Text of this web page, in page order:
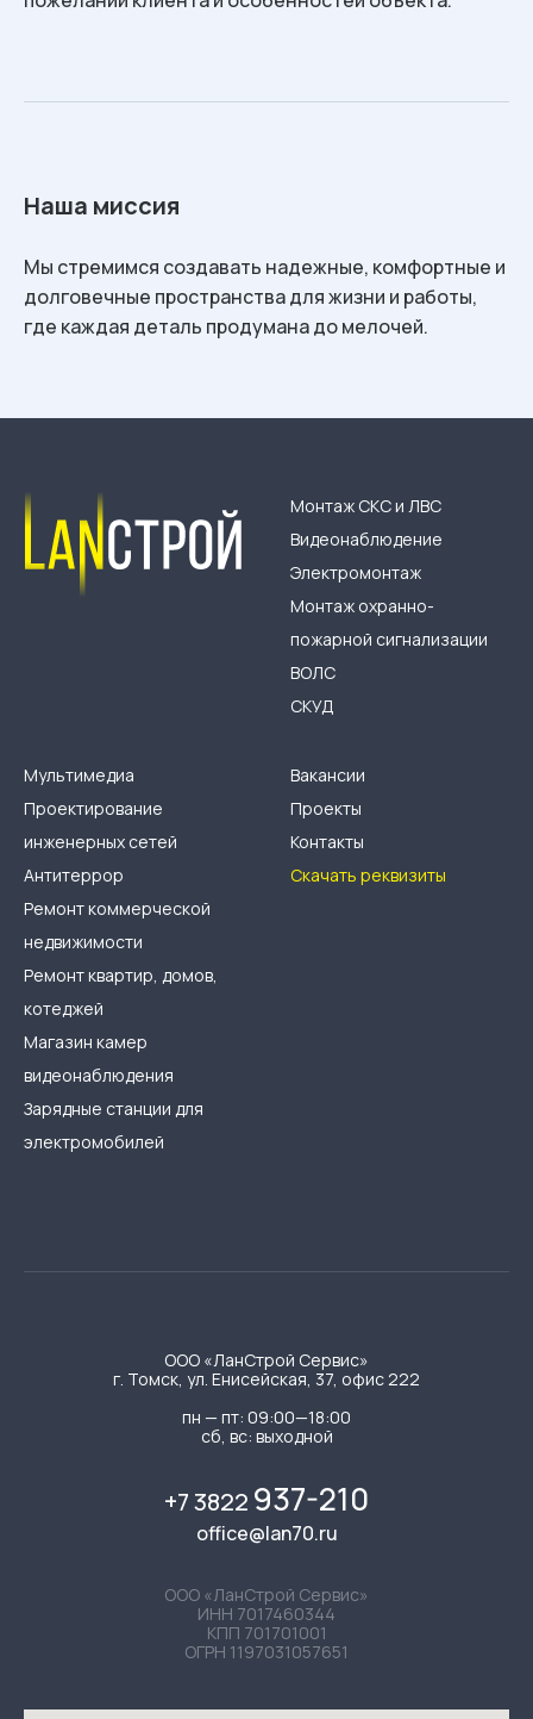
Наша миссия
Мы стремимся создавать надежные, комфортные и
долговечные пространства для жизни и работы,
где каждая деталь продумана до мелочей.
Монтаж СКС и ЛВС
Видеонаблюдение
Электромонтаж
Монтаж охранно-
пожарной сигнализации
ВОЛС
СКУД
Мультимедиа
Проектирование
инженерных сетей
Антитеррор
Ремонт коммерческой
недвижимости
Ремонт квартир, домов,
котеджей
Магазин камер
видеонаблюдения
Зарядные станции для
электромобилей
Вакансии
Проекты
Контакты
Скачать реквизиты
ООО «ЛанСтрой Сервис»
г. Томск, ул. Енисейская, 37, офис 222
пн — пт: 09:00—18:00
сб, вс: выходной
+7 3822 937-210
office@lan70.ru
ООО «ЛанСтрой Сервис»
ИНН 7017460344
КПП 701701001
ОГРН 1197031057651